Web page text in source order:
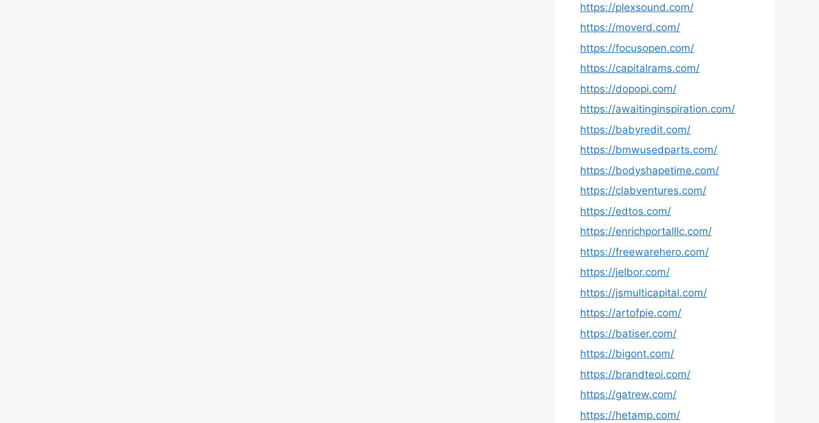
https://plexsound.com/
https://moverd.com/
https://focusopen.com/
https://capitalrams.com/
https://dopopi.com/
https://awaitinginspiration.com/
https://babyredit.com/
https://bmwusedparts.com/
https://bodyshapetime.com/
https://clabventures.com/
https://edtos.com/
https://enrichportalllc.com/
https://freewarehero.com/
https://jelbor.com/
https://jsmulticapital.com/
https://artofpie.com/
https://batiser.com/
https://bigont.com/
https://brandteoi.com/
https://gatrew.com/
https://hetamp.com/